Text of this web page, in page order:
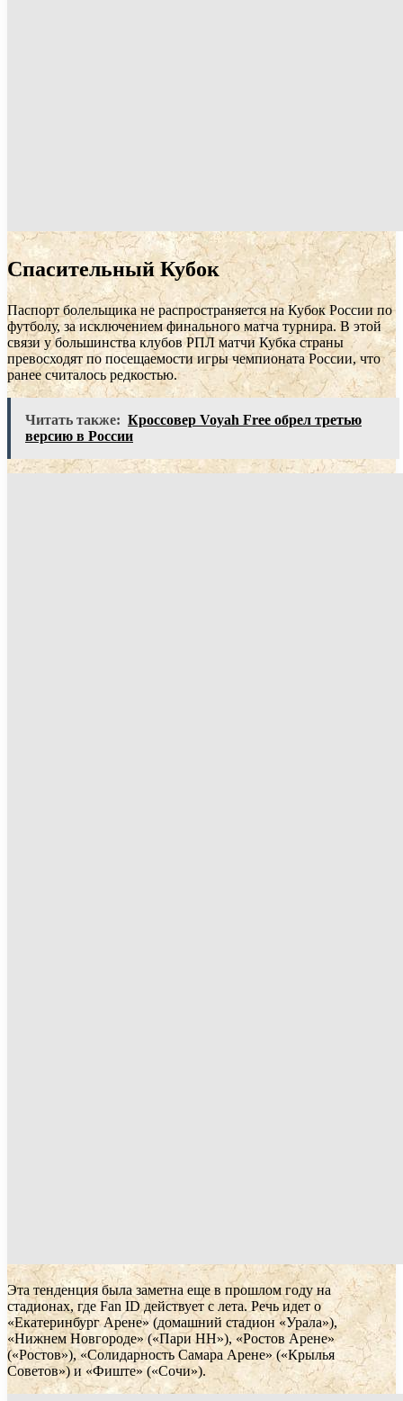
Спасительный Кубок
Паспорт болельщика не распространяется на Кубок России по
футболу, за исключением финального матча турнира. В этой
связи у большинства клубов РПЛ матчи Кубка страны
превосходят по посещаемости игры чемпионата России, что
ранее считалось редкостью.
Читать также: Кроссовер Voyah Free обрел третью
версию в России
Эта тенденция была заметна еще в прошлом году на
стадионах, где Fan ID действует c лета. Речь идет о
«Екатеринбург Арене» (домашний стадион «Урала»),
«Нижнем Новгороде» («Пари НН»), «Ростов Арене»
(«Ростов»), «Солидарность Самара Арене» («Крылья
Советов») и «Фиште» («Сочи»).